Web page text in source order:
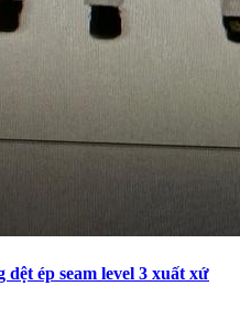
ép seam level 3 xuất xứ